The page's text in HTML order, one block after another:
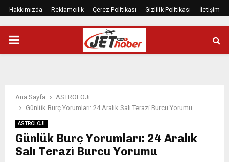
Hakkımızda Reklamcılık Çerez Politikası Gizlilik Politikası İletişim
PRIMARY
Ana Sayfa
ASTROLOJi
Günlük Burç Yorumları: 24 Aralık Salı Terazi Burcu Yorumu
ASTROLOJi
Günlük Burç Yorumları: 24 Aralık
Salı Terazi Burcu Yorumu